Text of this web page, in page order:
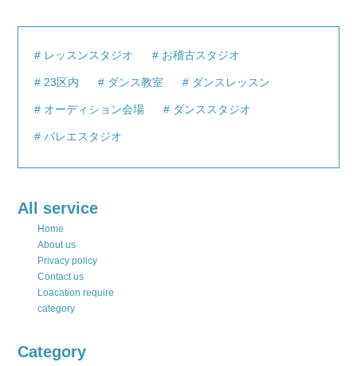
レッスンスタジオ お稽古スタジオ
23区内 ダンス教室 ダンスレッスン
オーディション会場 ダンススタジオ
バレエスタジオ
All service
Home
About us
Privacy policy
Contact us
Loacation require
category
Category